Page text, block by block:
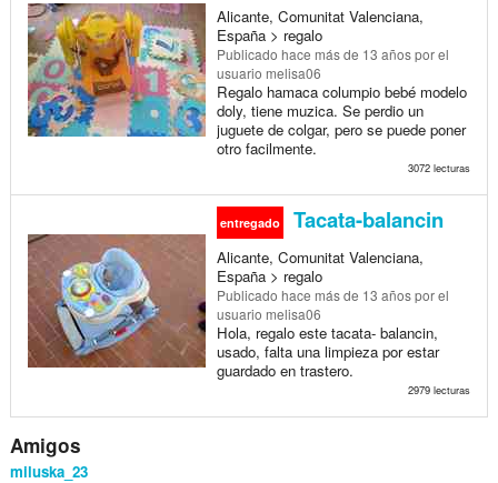
Alicante, Comunitat Valenciana,
España > regalo
Publicado hace más de 13 añospor el
usuario melisa06
Regalo hamaca columpio bebé modelo
doly, tiene muzica. Se perdio un
juguete de colgar, pero se puede poner
otro facilmente.
3072 lecturas
entregado Tacata-balancin
Alicante, Comunitat Valenciana,
España > regalo
Publicado hace más de 13 añospor el
usuario melisa06
Hola, regalo este tacata- balancin,
usado, falta una limpieza por estar
guardado en trastero.
2979 lecturas
Amigos
miluska_23